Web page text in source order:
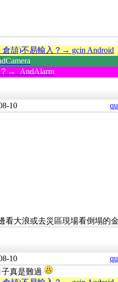
頡)不易輸入？→ gcin Android
→ AndAlarm
10
看大浪或去災區現場看倒塌的
10
真是難過